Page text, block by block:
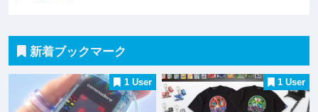
新着ブックマーク
1 User 1 User